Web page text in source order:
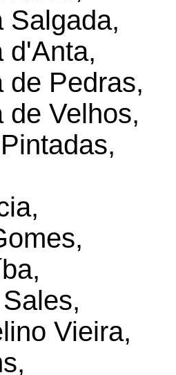
Salgada,
d'Anta,
de Pedras,
de Velhos,
Vieira,